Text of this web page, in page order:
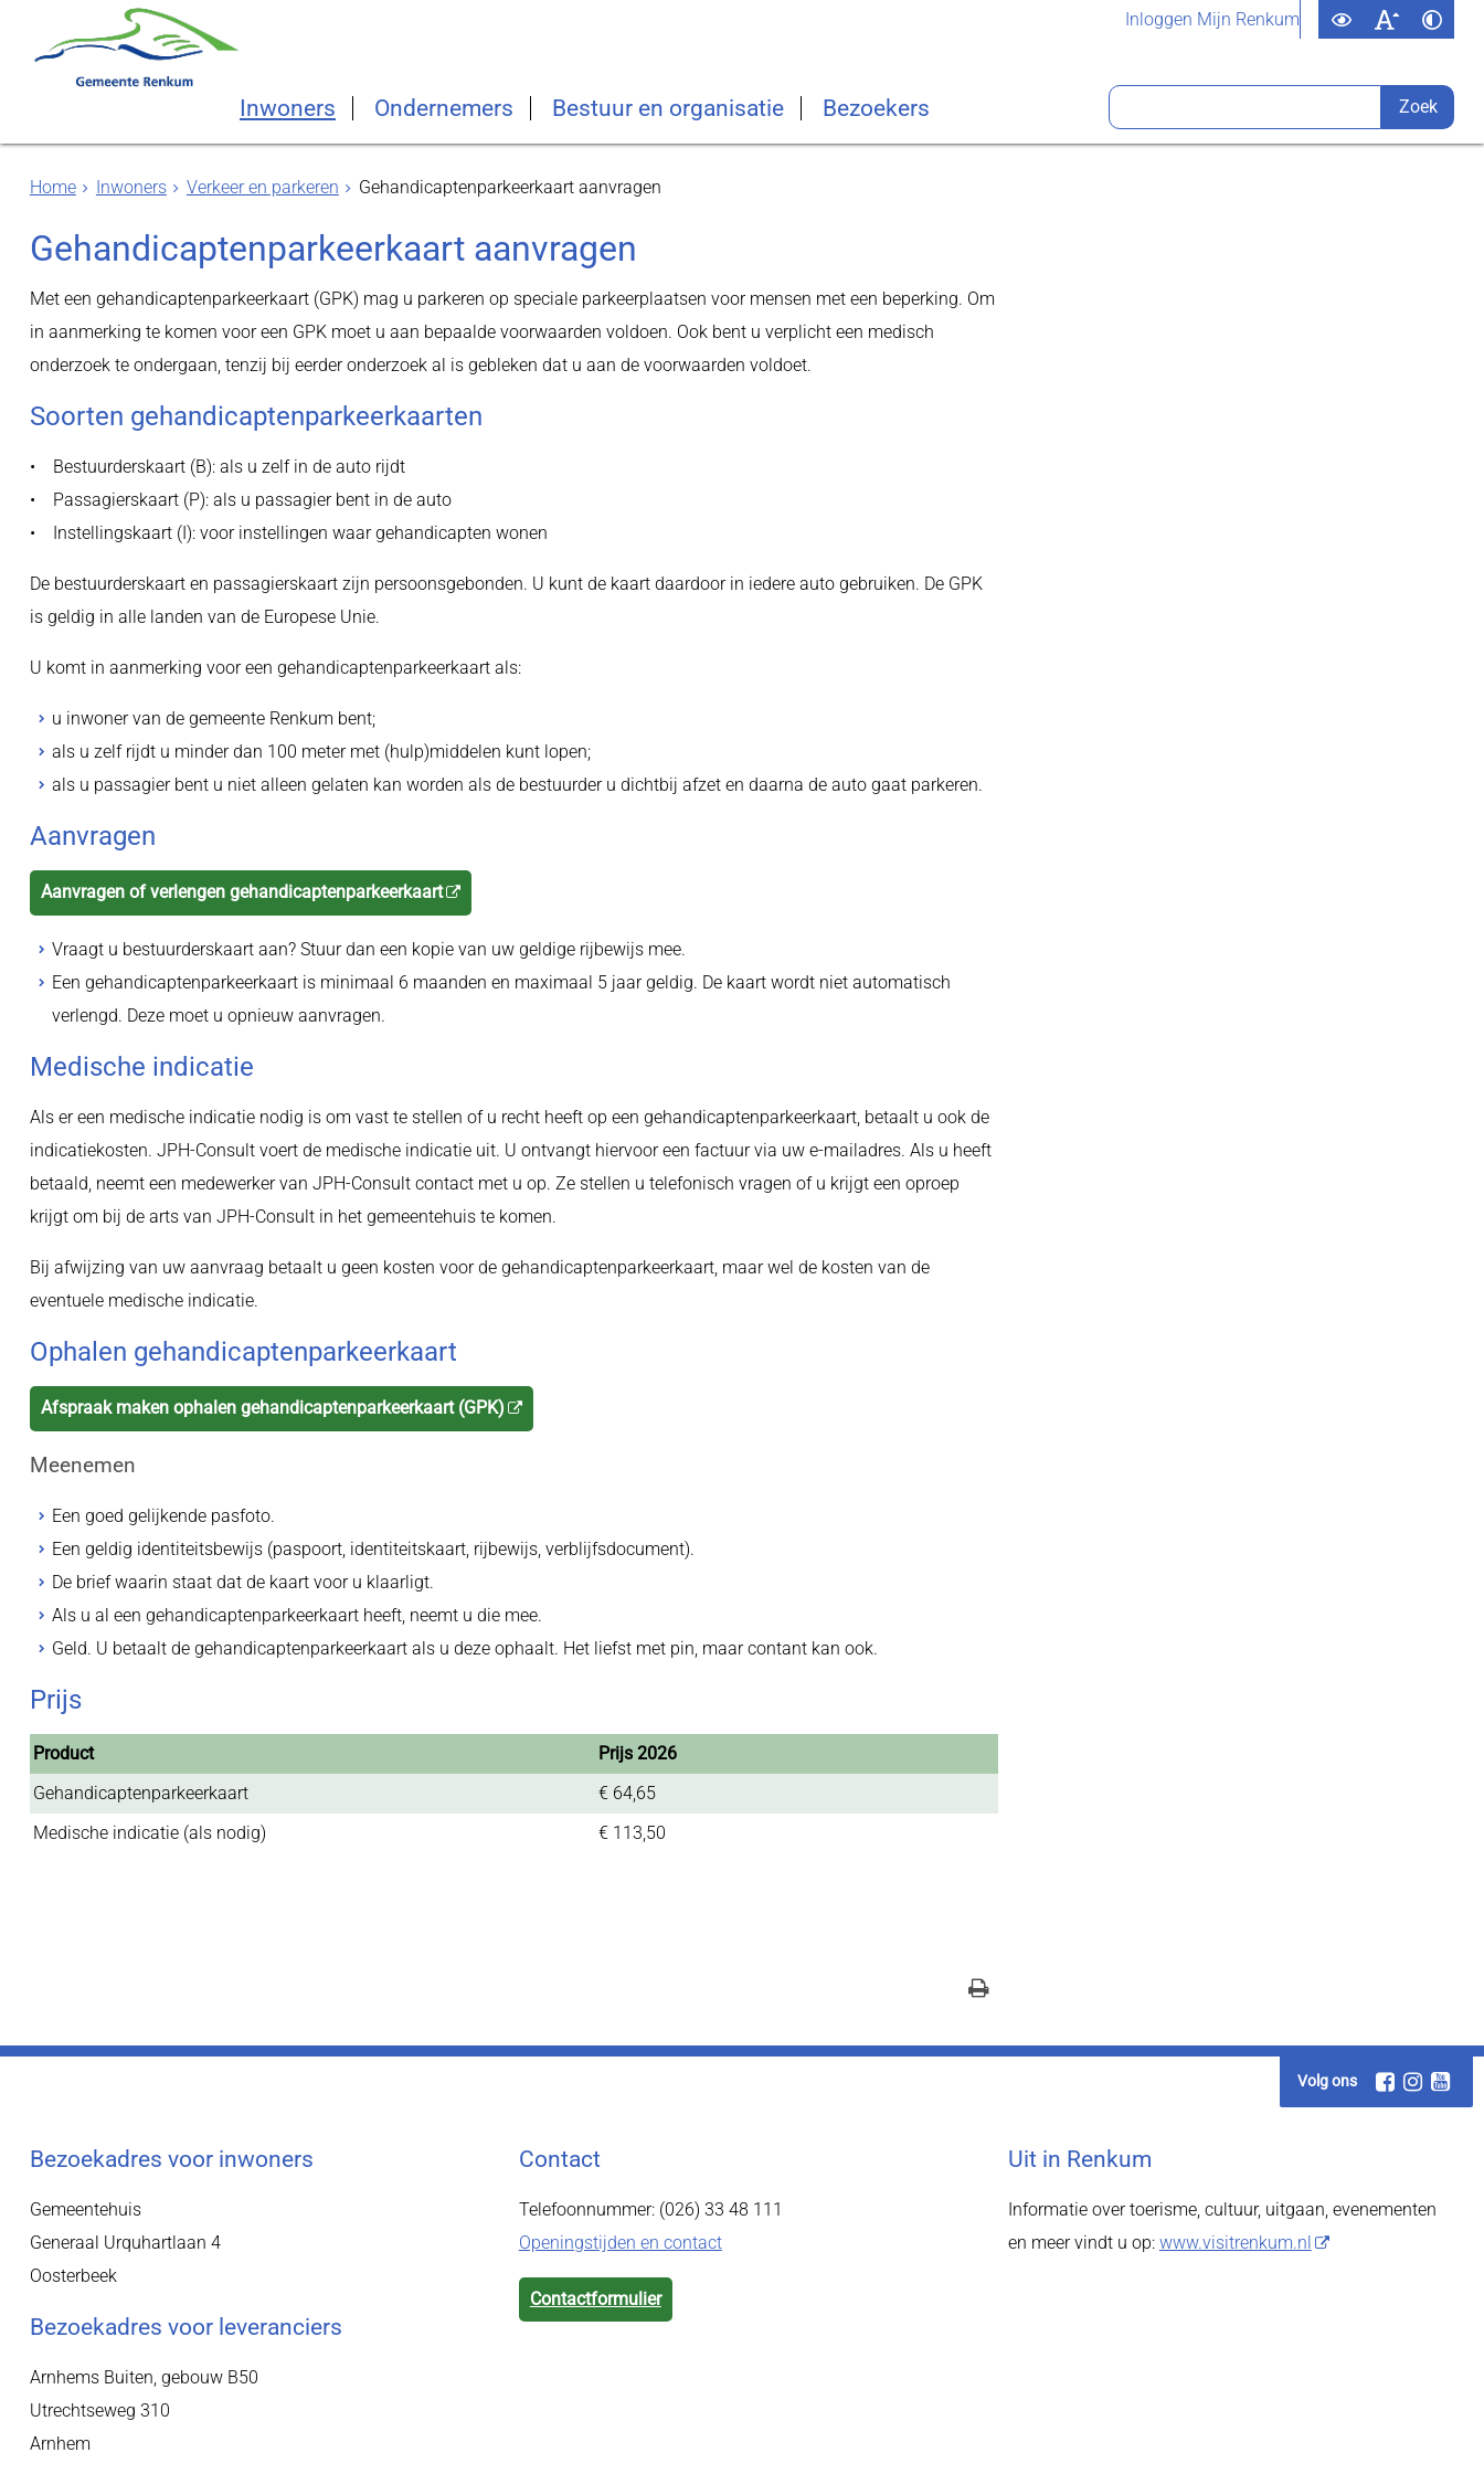
Inloggen Mijn Renkum
Inwoners Ondernemers Bestuur en organisatie Bezoekers
Home Inwoners Verkeer en parkeren Gehandicaptenparkeerkaart aanvragen
Gehandicaptenparkeerkaart aanvragen
Met een gehandicaptenparkeerkaart (GPK) mag u parkeren op speciale parkeerplaatsen voor mensen met een beperking. Om
in aanmerking te komen voor een GPK moet u aan bepaalde voorwaarden voldoen. Ook bent u verplicht een medisch
onderzoek te ondergaan, tenzij bij eerder onderzoek al is gebleken dat u aan de voorwaarden voldoet.
Soorten gehandicaptenparkeerkaarten
• Bestuurderskaart (B): als u zelf in de auto rijdt
• Passagierskaart (P): als u passagier bent in de auto
• Instellingskaart (I): voor instellingen waar gehandicapten wonen
De bestuurderskaart en passagierskaart zijn persoonsgebonden. U kunt de kaart daardoor in iedere auto gebruiken. De GPK
is geldig in alle landen van de Europese Unie.
U komt in aanmerking voor een gehandicaptenparkeerkaart als:
u inwoner van de gemeente Renkum bent;
als u zelf rijdt u minder dan 100 meter met (hulp)middelen kunt lopen;
als u passagier bent u niet alleen gelaten kan worden als de bestuurder u dichtbij afzet en daarna de auto gaat parkeren.
Aanvragen
Aanvragen of verlengen gehandicaptenparkeerkaart
Vraagt u bestuurderskaart aan? Stuur dan een kopie van uw geldige rijbewijs mee.
Een gehandicaptenparkeerkaart is minimaal 6 maanden en maximaal 5 jaar geldig. De kaart wordt niet automatisch
verlengd. Deze moet u opnieuw aanvragen.
Medische indicatie
Als er een medische indicatie nodig is om vast te stellen of u recht heeft op een gehandicaptenparkeerkaart, betaalt u ook de
indicatiekosten. JPH-Consult voert de medische indicatie uit. U ontvangt hiervoor een factuur via uw e-mailadres. Als u heeft
betaald, neemt een medewerker van JPH-Consult contact met u op. Ze stellen u telefonisch vragen of u krijgt een oproep
krijgt om bij de arts van JPH-Consult in het gemeentehuis te komen.
Bij afwijzing van uw aanvraag betaalt u geen kosten voor de gehandicaptenparkeerkaart, maar wel de kosten van de
eventuele medische indicatie.
Ophalen gehandicaptenparkeerkaart
Afspraak maken ophalen gehandicaptenparkeerkaart (GPK)
Meenemen
Een goed gelijkende pasfoto.
Een geldig identiteitsbewijs (paspoort, identiteitskaart, rijbewijs, verblijfsdocument).
De brief waarin staat dat de kaart voor u klaarligt.
Als u al een gehandicaptenparkeerkaart heeft, neemt u die mee.
Geld. U betaalt de gehandicaptenparkeerkaart als u deze ophaalt. Het liefst met pin, maar contant kan ook.
Prijs
Product
Prijs 2026
Gehandicaptenparkeerkaart
€ 64,65
Medische indicatie (als nodig)
€ 113,50
Volg ons
Bezoekadres voor inwoners
Gemeentehuis
Generaal Urquhartlaan 4
Oosterbeek
Bezoekadres voor leveranciers
Arnhems Buiten, gebouw B50
Utrechtseweg 310
Arnhem
Contact
Telefoonnummer: (026) 33 48 111
Openingstijden en contact
Contactformulier
Uit in Renkum
Informatie over toerisme, cultuur, uitgaan, evenementen
en meer vindt u op: www.visitrenkum.nl